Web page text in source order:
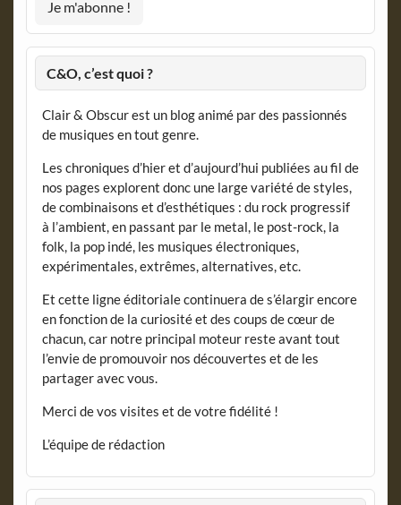
C&O, c’est quoi ?
Clair & Obscur est un blog animé par des passionnés
de musiques en tout genre.
Les chroniques d’hier et d’aujourd’hui publiées au fil de
nos pages explorent donc une large variété de styles,
de combinaisons et d’esthétiques : du rock progressif
à l’ambient, en passant par le metal, le post-rock, la
folk, la pop indé, les musiques électroniques,
expérimentales, extrêmes, alternatives, etc.
Et cette ligne éditoriale continuera de s’élargir encore
en fonction de la curiosité et des coups de cœur de
chacun, car notre principal moteur reste avant tout
l’envie de promouvoir nos découvertes et de les
partager avec vous.
Merci de vos visites et de votre fidélité !
L’équipe de rédaction